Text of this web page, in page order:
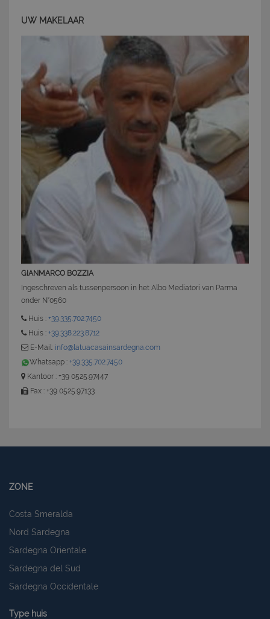
UW MAKELAAR
GIANMARCO BOZZIA
Ingeschreven als tussenpersoon in het Albo Mediatori van Parma
onder N°0560
Huis : +39.335.702.7450
Huis : +39.338.223.8712
E-Mail: info@latuacasainsardegna.com
Whatsapp : +39.335.702.7450
Kantoor : +39 0525.97447
Fax : +39 0525.97133
ZONE
Costa Smeralda
Nord Sardegna
Sardegna Orientale
Sardegna del Sud
Sardegna Occidentale
Type huis